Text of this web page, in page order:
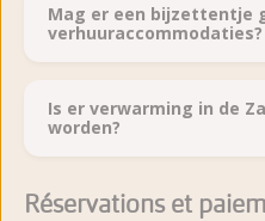
Mag er een bijzettentje
verhuuraccommodaties?
Is er verwarming in de
worden?
Réservations et